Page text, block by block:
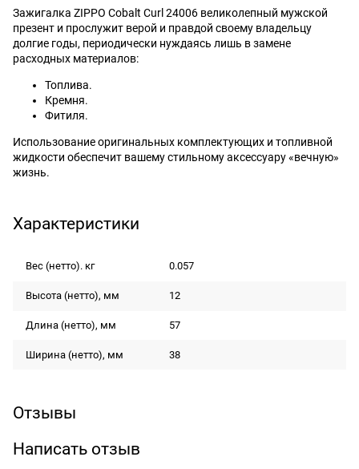
Зажигалка ZIPPO Cobalt Curl 24006 великолепный мужской
презент и прослужит верой и правдой своему владельцу
долгие годы, периодически нуждаясь лишь в замене
расходных материалов:
Топлива.
Кремня.
Фитиля.
Использование оригинальных комплектующих и топливной
жидкости обеспечит вашему стильному аксессуару «вечную»
жизнь.
Характеристики
Вес (нетто). кг 0.057
Высота (нетто), мм 12
Длина (нетто), мм 57
Ширина (нетто), мм 38
Отзывы
Написать отзыв